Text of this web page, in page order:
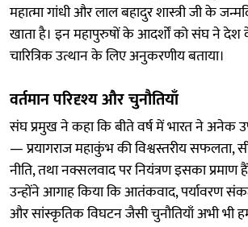
महात्मा गांधी और लाल बहादुर शास्त्री जी के
खाता है। इन महापुरुषों के आदर्शों को संघ ने
चारित्रिक उत्थान के लिए अनुकरणीय बताया।
वर्तमान परिदृश्य और चुनौतियाँ
संघ प्रमुख ने कहा कि बीते वर्ष में भारत ने अनेक
— प्रयागराज महाकुंभ की विश्वस्तरीय सफलता,
नीति, तथा नक्सलवाद पर नियंत्रण इसका प्रमाण
उन्होंने आगाह किया कि आतंकवाद, पर्यावरण
और सांस्कृतिक विघटन जैसी चुनौतियाँ अभी भी